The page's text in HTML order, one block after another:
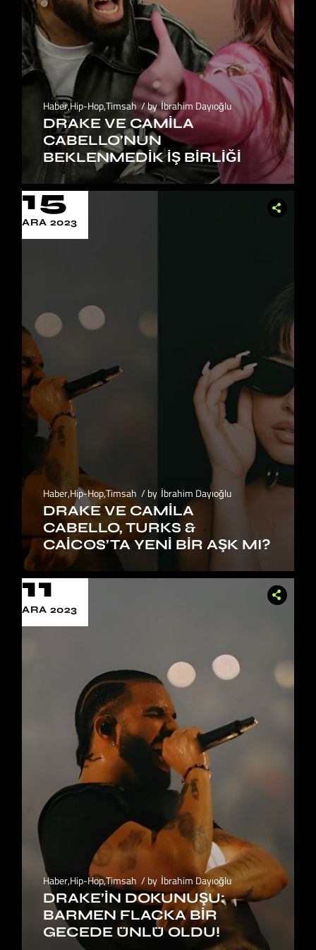
Haber,Hip-Hop,Timsah by İbrahim Dayıoğlu
DRAKE VE CAMILA
CABELLO’NUN
BEKLENMEDIK İŞ BIRLIĞI
15
ARA 2023
Haber,Hip-Hop,Timsah by İbrahim Dayıoğlu
DRAKE VE CAMILA
CABELLO, TURKS &
CAICOS’TA YENI BIR AŞK MI?
11
ARA 2023
Haber,Hip-Hop,Timsah by İbrahim Dayıoğlu
DRAKE’IN DOKUNUŞU:
BARMEN FLACKA BIR
GECEDE ÜNLÜ OLDU!